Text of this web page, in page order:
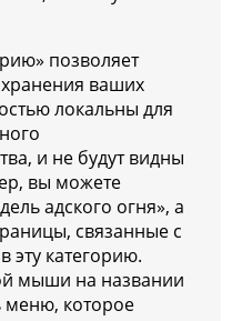
позволяет
хранения ваших
локальны для
и не будут видны
вы можете
адского огня», а
связанные с
эту категорию.
мыши на названии
меню, которое